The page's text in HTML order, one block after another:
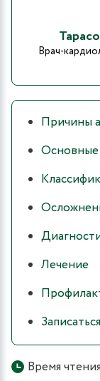
Время
Врач-
Причины
Лечение